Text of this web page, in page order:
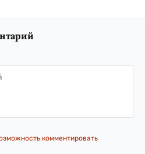
комментировать